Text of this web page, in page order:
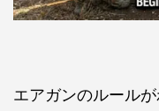
エアガンのルール